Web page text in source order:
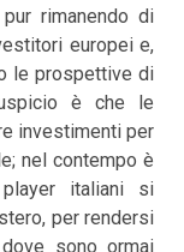
rimanendo di
europei e,
le prospettive di
è che le
investimenti per
nel contempo è
italiani si
per rendersi
sono ormai